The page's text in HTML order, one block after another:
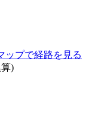
ップで経路を見る
)